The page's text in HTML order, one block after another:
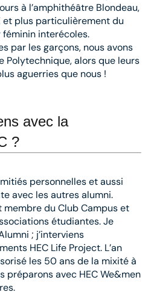
à l’amphithéâtre Blondeau,
et plus particulièrement du
interécoles.
par les garçons, nous avons
Polytechnique, alors que leurs
aguerries que nous !
avec la
?
personnelles et aussi
avec les autres alumni.
membre du Club Campus et
étudiantes. Je
; j’interviens
HEC Life Project. L’an
les 50 ans de la mixité à
préparons avec HEC We&men